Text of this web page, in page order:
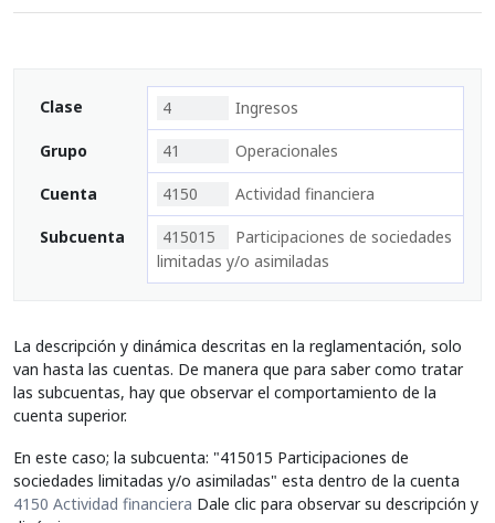
Clase 4 Ingresos
Grupo 41 Operacionales
Cuenta 4150 Actividad financiera
Subcuenta 415015
Participaciones de sociedades
limitadas y/o asimiladas
La descripción y dinámica descritas en la reglamentación, solo
van hasta las cuentas. De manera que para saber como tratar
las subcuentas, hay que observar el comportamiento de la
cuenta superior.
En este caso; la subcuenta: "415015 Participaciones de
sociedades limitadas y/o asimiladas" esta dentro de la cuenta
4150 Actividad financiera Dale clic para observar su descripción y